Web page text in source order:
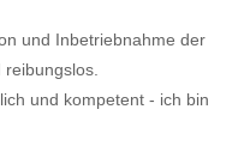
und Inbetriebnahme der
reibungslos.
und kompetent - ich bin